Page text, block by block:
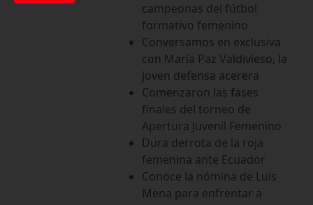
campeonas del fútbol
formativo femenino
Conversamos en exclusiva
con María Paz Valdivieso, la
joven defensa acerera
Comenzaron las fases
finales del torneo de
Apertura Juvenil Femenino
Dura derrota de la roja
femenina ante Ecuador
Conoce la nómina de Luis
Mena para enfrentar a